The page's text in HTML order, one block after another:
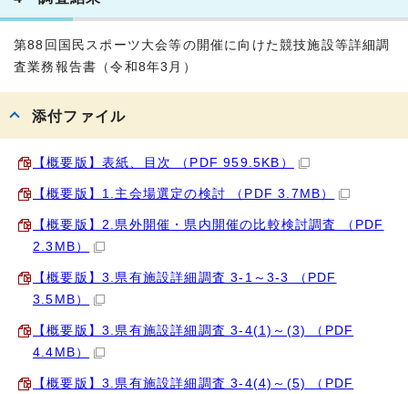
第88回国民スポーツ大会等の開催に向けた競技施設等詳細調
査業務報告書（令和8年3月）
添付ファイル
【概要版】表紙、目次 （PDF 959.5KB）
【概要版】1.主会場選定の検討 （PDF 3.7MB）
【概要版】2.県外開催・県内開催の比較検討調査 （PDF
2.3MB）
【概要版】3.県有施設詳細調査 3-1～3-3 （PDF
3.5MB）
【概要版】3.県有施設詳細調査 3-4(1)～(3) （PDF
4.4MB）
【概要版】3.県有施設詳細調査 3-4(4)～(5) （PDF